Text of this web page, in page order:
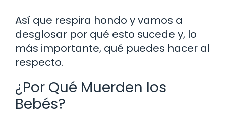
Así que respira hondo y vamos a
desglosar por qué esto sucede y, lo
más importante, qué puedes hacer al
respecto.
¿Por Qué Muerden los
Bebés?